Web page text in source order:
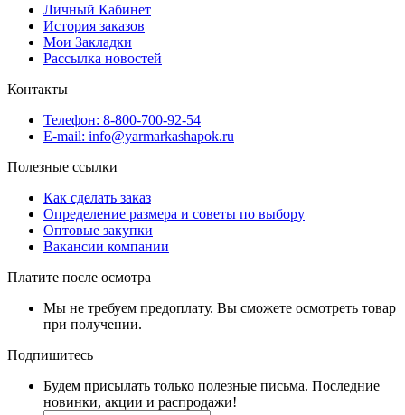
Личный Кабинет
История заказов
Мои Закладки
Рассылка новостей
Контакты
Телефон: 8-800-700-92-54
E-mail: info@yarmarkashapok.ru
Полезные ссылки
Как сделать заказ
Определение размера и советы по выбору
Оптовые закупки
Вакансии компании
Платите после осмотра
Мы не требуем предоплату. Вы сможете осмотреть товар
при получении.
Подпишитесь
Будем присылать только полезные письма. Последние
новинки, акции и распродажи!